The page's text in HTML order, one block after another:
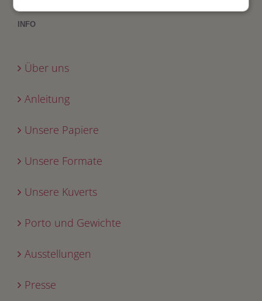
INFO
Über uns
Anleitung
Unsere Papiere
Unsere Formate
Unsere Kuverts
Porto und Gewichte
Ausstellungen
Presse